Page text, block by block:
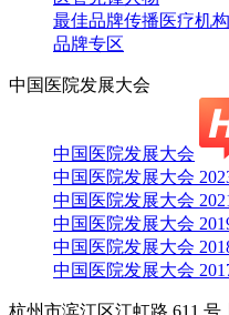
最佳品牌传播医疗机构
品牌专区
中国医院发展大会
中国医院发展大会
中国医院发展大会
中国医院发展大会
中国医院发展大会
中国医院发展大会
中国医院发展大会